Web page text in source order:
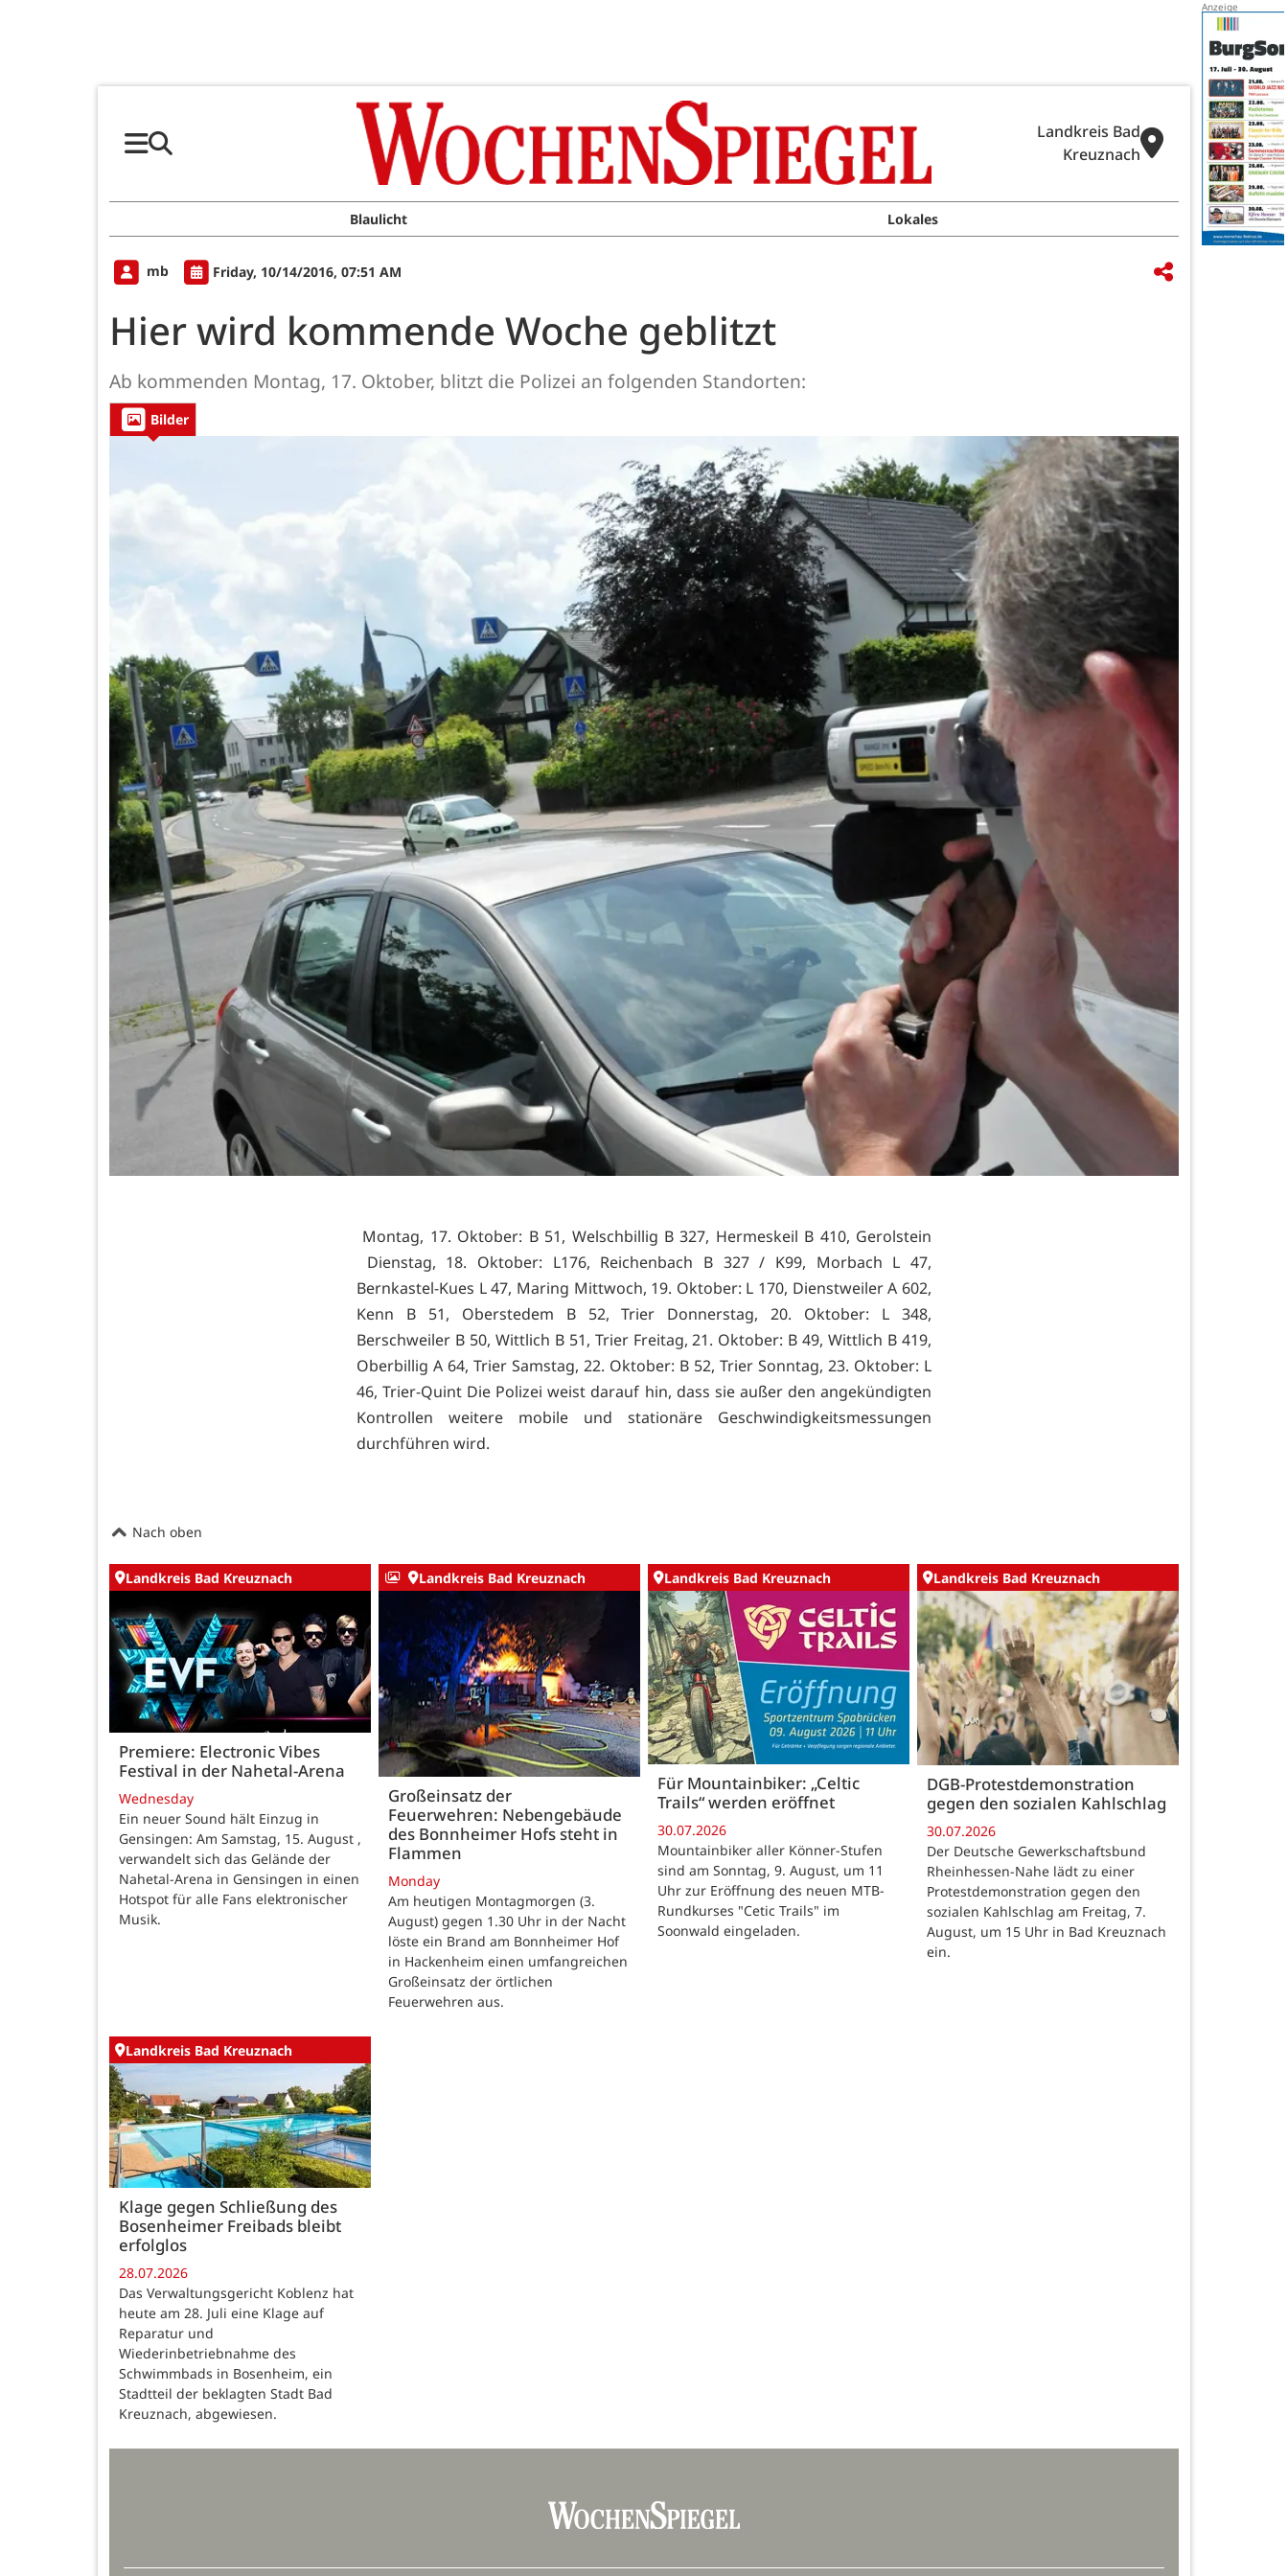
Landkreis Bad
Kreuznach
Blaulicht Lokales
mb Friday, 10/14/2016, 07:51 AM
Hier wird kommende Woche geblitzt
Ab kommenden Montag, 17. Oktober, blitzt die Polizei an folgenden Standorten:
Bilder
Montag, 17. Oktober: B 51, Welschbillig B 327, Hermeskeil B 410, Gerolstein
Dienstag, 18. Oktober: L176, Reichenbach B 327 / K99, Morbach L 47,
Bernkastel-Kues L 47, Maring Mittwoch, 19. Oktober: L 170, Dienstweiler A 602,
Kenn B 51, Oberstedem B 52, Trier Donnerstag, 20. Oktober: L 348,
Berschweiler B 50, Wittlich B 51, Trier Freitag, 21. Oktober: B 49, Wittlich B 419,
Oberbillig A 64, Trier Samstag, 22. Oktober: B 52, Trier Sonntag, 23. Oktober: L
46, Trier-Quint Die Polizei weist darauf hin, dass sie außer den angekündigten
Kontrollen weitere mobile und stationäre Geschwindigkeitsmessungen
durchführen wird.
Nach oben
Landkreis Bad Kreuznach
Premiere: Electronic Vibes
Festival in der Nahetal-Arena
Wednesday
Ein neuer Sound hält Einzug in
Gensingen: Am Samstag, 15. August ,
verwandelt sich das Gelände der
Nahetal-Arena in Gensingen in einen
Hotspot für alle Fans elektronischer
Musik.
Landkreis Bad Kreuznach
Großeinsatz der
Feuerwehren: Nebengebäude
des Bonnheimer Hofs steht in
Flammen
Monday
Am heutigen Montagmorgen (3.
August) gegen 1.30 Uhr in der Nacht
löste ein Brand am Bonnheimer Hof
in Hackenheim einen umfangreichen
Großeinsatz der örtlichen
Feuerwehren aus.
Landkreis Bad Kreuznach
Für Mountainbiker: „Celtic
Trails“ werden eröffnet
30.07.2026
Mountainbiker aller Könner-Stufen
sind am Sonntag, 9. August, um 11
Uhr zur Eröffnung des neuen MTB-
Rundkurses "Cetic Trails" im
Soonwald eingeladen.
Landkreis Bad Kreuznach
DGB-Protestdemonstration
gegen den sozialen Kahlschlag
30.07.2026
Der Deutsche Gewerkschaftsbund
Rheinhessen-Nahe lädt zu einer
Protestdemonstration gegen den
sozialen Kahlschlag am Freitag, 7.
August, um 15 Uhr in Bad Kreuznach
ein.
Landkreis Bad Kreuznach
Klage gegen Schließung des
Bosenheimer Freibads bleibt
erfolglos
28.07.2026
Das Verwaltungsgericht Koblenz hat
heute am 28. Juli eine Klage auf
Reparatur und
Wiederinbetriebnahme des
Schwimmbads in Bosenheim, ein
Stadtteil der beklagten Stadt Bad
Kreuznach, abgewiesen.